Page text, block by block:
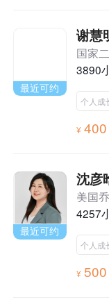
最近可约
谢慧
国家
3890
个人成
¥ 400
最近可约
沈彦
美国
4257
个人成
¥ 500